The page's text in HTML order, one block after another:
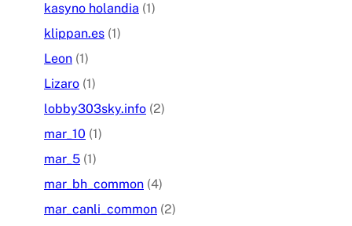
kasyno holandia (1)
klippan.es (1)
Leon (1)
Lizaro (1)
lobby303sky.info (2)
mar_10 (1)
mar_5 (1)
mar_bh_common (4)
mar_canli_common (2)